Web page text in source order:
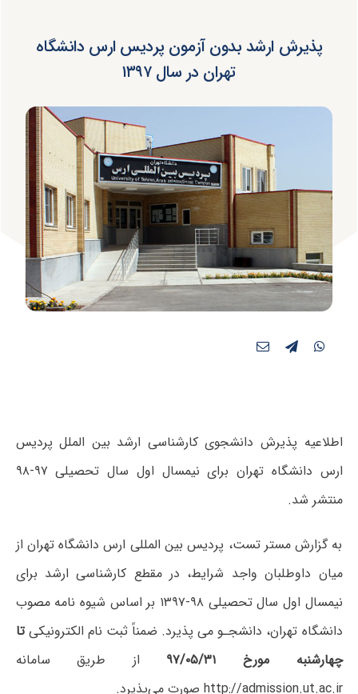
پذیرش ارشد بدون آزمون پردیس ارس دانشگاه
تهران در سال ۱۳۹۷
اطلاعیه پذیرش دانشجوی کارشناسی ارشد بین‌ الملل پردیس
ارس دانشگاه تهران برای نیمسال اول سال تحصیلی ۹۷-۹۸
منتشر شد.
به گزارش مستر تست، پردیس بین المللی ارس دانشگاه تهران از
میان داوطلبان واجد شرایط، در مقطع کارشناسی ارشد برای
نیمسال اول سال تحصیلی ۹۸-۱۳۹۷ بر اساس شیوه نامه مصوب
دانشگاه تهران، دانشجـو می پذیرد. ضمناً ثبت نام الکترونیکیتا
چهارشنبه مورخ ۳۱/‏۰۵/‏۹۷‬
از طریق سامانه
http://admission.ut.ac.ir صورت می‌پذیرد.